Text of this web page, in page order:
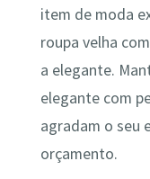
item de moda
roupa velha
a elegante.
elegante com
agradam o seu
orçamento.